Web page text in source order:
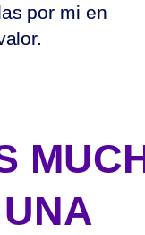
por mi en